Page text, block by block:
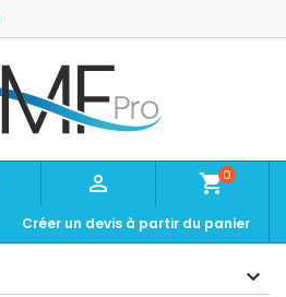
 shopping_cart0
Créer un devis à partir du panier